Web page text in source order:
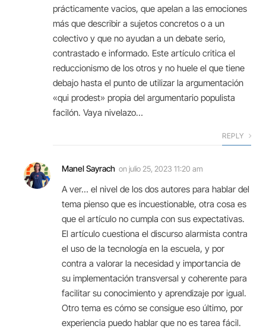
prácticamente vacios, que apelan a las emociones
más que describir a sujetos concretos o a un
colectivo y que no ayudan a un debate serio,
contrastado e informado. Este artículo critica el
reduccionismo de los otros y no huele el que tiene
debajo hasta el punto de utilizar la argumentación
«qui prodest» propia del argumentario populista
facilón. Vaya nivelazo…
REPLY
Manel Sayrach onjulio 25, 2023 11:20 am
A ver… el nivel de los dos autores para hablar del
tema pienso que es incuestionable, otra cosa es
que el artículo no cumpla con sus expectativas.
El artículo cuestiona el discurso alarmista contra
el uso de la tecnología en la escuela, y por
contra a valorar la necesidad y importancia de
su implementación transversal y coherente para
facilitar su conocimiento y aprendizaje por igual.
Otro tema es cómo se consigue eso último, por
experiencia puedo hablar que no es tarea fácil.